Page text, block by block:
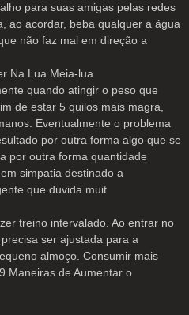
para suas amigas pelas redes
ao acordar, beba qualquer a água
não faz mal em direção a
Na Lua Meia-lua
quando atingir o peso que
de estar 5 quilos mais magra,
Eventualmente o problema
por outra forma algo que se
por outra forma quantidade
simpatia destinado a
que duvida muit
treino intervalado. Ao entrar no
ser ajustada para a
almoço. Consumir mais
Maneiras de Aumentar o